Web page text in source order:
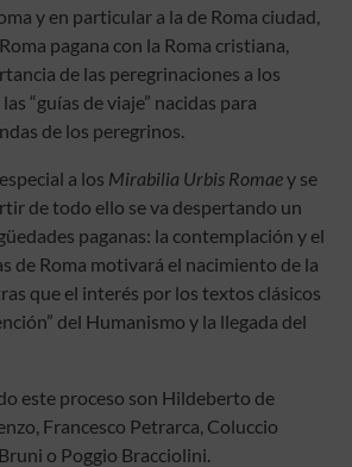
y en particular a la de Roma ciudad,
pagana con la Roma cristiana,
de las peregrinaciones a los
“guías de viaje” nacidas para
de los peregrinos.
a los Mirabilia Urbis Romaey se
de todo ello se va despertando un
paganas: la contemplación y el
de Roma motivará el nacimiento de la
que el interés por los textos clásicos
del Humanismo y la llegada del
este proceso son Hildeberto de
Francesco Petrarca, Coluccio
o Poggio Bracciolini.